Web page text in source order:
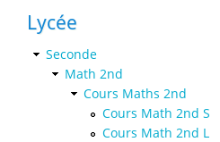
Lycée
Seconde
Math 2nd
Cours Maths 2nd
Cours Math 2nd S
Cours Math 2nd L